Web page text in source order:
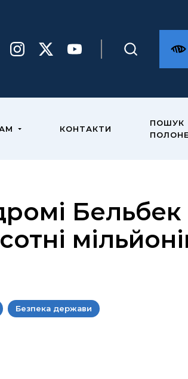
КОНТАКТИ
ПОШУК
Бельбек
Безпека держави